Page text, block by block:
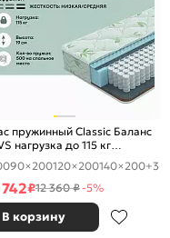
пружинный Classic Баланс
нагрузка до 115 кг
90×200120×200140×200+3
742₽12 360 ₽-5%
В корзину